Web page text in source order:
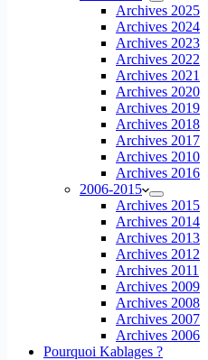
Archives 2025
Archives 2024
Archives 2023
Archives 2022
Archives 2021
Archives 2020
Archives 2019
Archives 2018
Archives 2017
Archives 2010
Archives 2016
2006-2015
Archives 2015
Archives 2014
Archives 2013
Archives 2012
Archives 2011
Archives 2009
Archives 2008
Archives 2007
Archives 2006
Pourquoi Kablages ?